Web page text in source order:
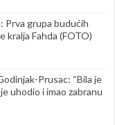
Prva grupa budućih
kralja Fahda (FOTO)
Prusac: “Bila je
uhodio i imao zabranu